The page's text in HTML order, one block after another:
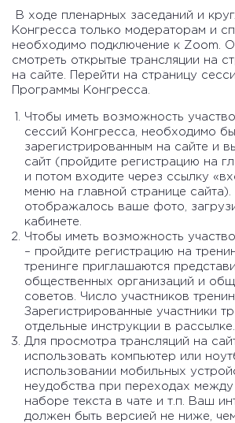
В ходе пленарных заседаний и
Конгресса только модераторам и
необходимо подключение к Zoom.
смотреть открытые трансляции на
на сайте. Перейти на страницу
Программы Конгресса.
Чтобы иметь возможность
сессий Конгресса, необходимо
зарегистрированным на сайте и
сайт (пройдите регистрацию на
и потом входите через ссылку
меню на главной странице сайта).
отображалось ваше фото,
кабинете.
Чтобы иметь возможность
– пройдите регистрацию на
тренинге приглашаются
общественных организаций и
советов. Число участников
Зарегистрированные участники
отдельные инструкции в рассылке.
Для просмотра трансляций на
использовать компьютер или
использовании мобильных
неудобства при переходах между
наборе текста в чате и т.п. Ваш
должен быть версией не ниже,